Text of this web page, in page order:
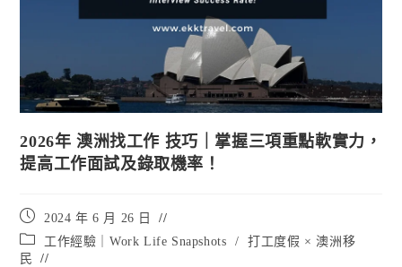
2026年 澳洲找工作 技巧｜掌握三項重點軟實力，
提高工作面試及錄取機率！
Post
published:
2024 年 6 月 26 日
Post
category:
工作經驗｜Work Life Snapshots /
打工度假 × 澳洲移
民